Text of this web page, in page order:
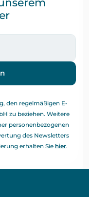
den regelmäßigen E-
zu beziehen. Weitere
personenbezogenen
des Newsletters
erhalten Sie hier.